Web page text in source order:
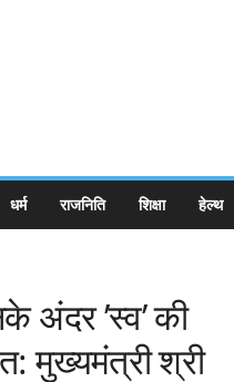
धर्म राजनिति शिक्षा हेल्थ
अंदर ’स्व’ की
मुख्यमंत्री श्री